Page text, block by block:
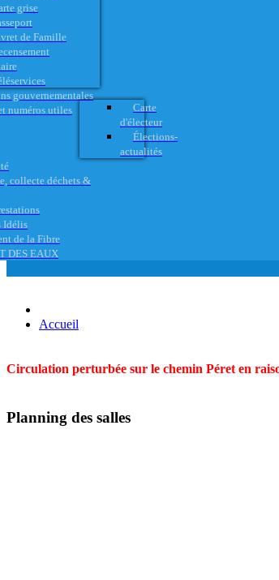
grise
de Famille
gouvernementales
numéros utiles
Carte
d'électeur
Élections-
actualités
collecte déchets &
Idélis
de la Fibre
DES EAUX
Accueil
Circulation perturbée sur le chemin Péret en
Planning des salles